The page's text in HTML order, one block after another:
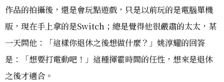
作品的拍攝後，還是會玩點遊戲，只是以前玩的是電腦單機
版，現在手上拿的是Switch；總是覺得他很嚴肅的太太，某
一天問他：「這樣你退休之後想做什麼？」姚淳耀的回答
是：「想要打電動吧！」這種揮霍時間的任性，想來是退休
之後才適合。